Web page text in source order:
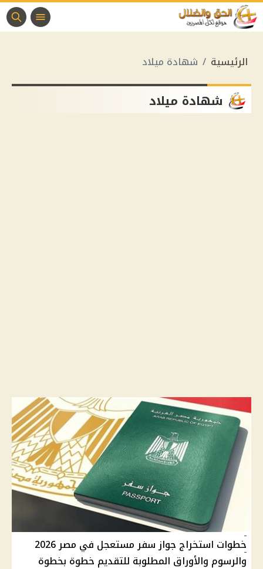
الرئيسية شهادة ميلاد
شهادة ميلاد
خطوات استخراج جواز سفر مستعجل في مصر 2026
والرسوم والأوراق المطلوبة للتقديم خطوة بخطوة